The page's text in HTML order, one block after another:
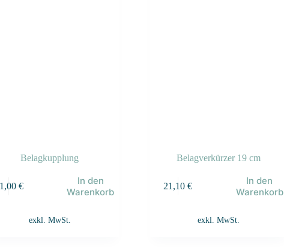
Belagkupplung
€
In den
Warenkorb
exkl. MwSt.
Belagverkürzer 19 cm
21,10€
In den
Warenkorb
exkl. MwSt.